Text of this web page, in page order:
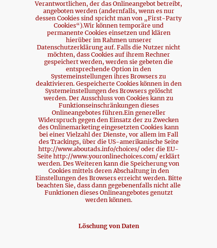
Verantwortlichen, der das Onlineangebot betreibt,
angeboten werden (andernfalls, wenn es nur
dessen Cookies sind spricht man von „First-Party
Cookies“).Wir können temporäre und
permanente Cookies einsetzen und klären
hierüber im Rahmen unserer
Datenschutzerklärung auf. Falls die Nutzer nicht
möchten, dass Cookies auf ihrem Rechner
gespeichert werden, werden sie gebeten die
entsprechende Option in den
Systemeinstellungen ihres Browsers zu
deaktivieren. Gespeicherte Cookies können in den
Systemeinstellungen des Browsers gelöscht
werden. Der Ausschluss von Cookies kann zu
Funktionseinschränkungen dieses
Onlineangebotes führen.Ein genereller
Widerspruch gegen den Einsatz der zu Zwecken
des Onlinemarketing eingesetzten Cookies kann
bei einer Vielzahl der Dienste, vor allem im Fall
des Trackings, über die US-amerikanische Seite
http://www.aboutads.info/choices/ oder die EU-
Seite http://www.youronlinechoices.com/ erklärt
werden. Des Weiteren kann die Speicherung von
Cookies mittels deren Abschaltung in den
Einstellungen des Browsers erreicht werden. Bitte
beachten Sie, dass dann gegebenenfalls nicht alle
Funktionen dieses Onlineangebotes genutzt
werden können.
Löschung von Daten